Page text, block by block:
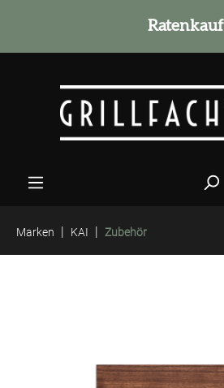
Ratenkauf
Marken | KAI | Zubehör